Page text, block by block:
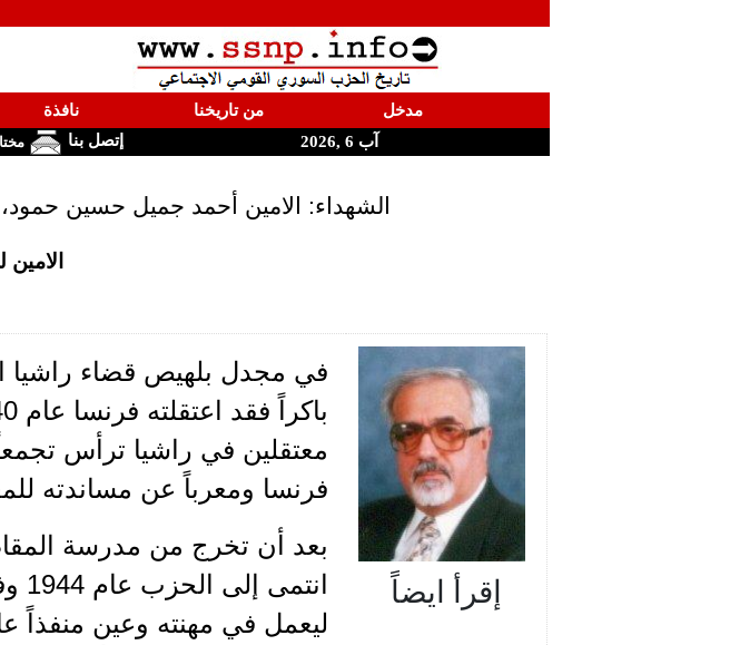
مدخل من تاريخنا نافذة
آب 6 ,2026
إتصل بنا
الشهداء: الامين أحمد جميل حسين
إقرأ ايضاً
معتقلين في راشيا ترأس
فرنسا ومعرباً عن مساندته
بعد أن تخرج من مدرسة